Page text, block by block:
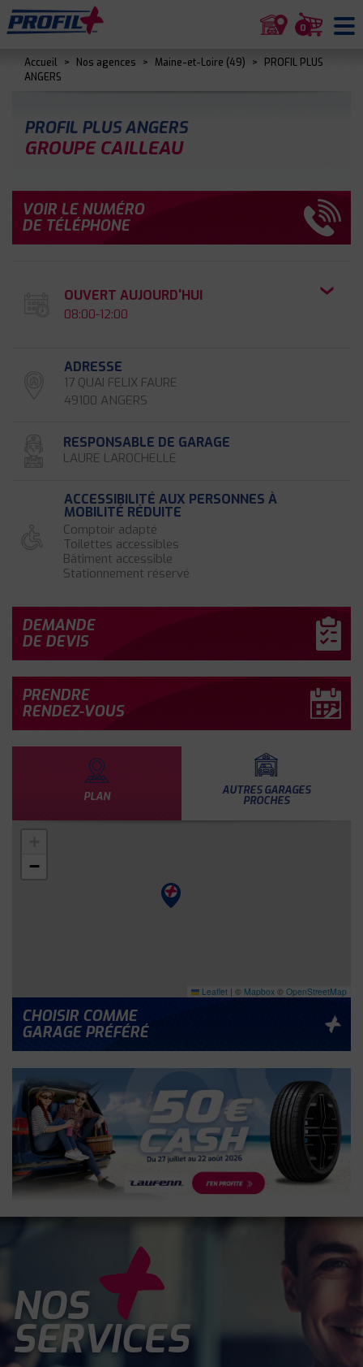
0
Accueil > Nos agences > Maine-et-Loire (49) >
PROFIL PLUS
ANGERS
PROFIL PLUS ANGERS
GROUPE CAILLEAU
VOIR LE NUMÉRO
DE TÉLÉPHONE
OUVERT AUJOURD'HUI
08:00-12:00
ADRESSE
17 QUAI FELIX FAURE
49100 ANGERS
RESPONSABLE DE GARAGE
LAURE LAROCHELLE
ACCESSIBILITÉ AUX PERSONNES À
MOBILITÉ RÉDUITE
Comptoir adapté
Toilettes accessibles
Bâtiment accessible
Stationnement réservé
PLAN AUTRES GARAGES
PROCHES
−
Leaflet | © Mapbox © OpenStreetMap
CHOISIR COMME
GARAGE PRÉFÉRÉ
DEMANDE
DE DEVIS
PRENDRE
RENDEZ-VOUS
NOS
SERVICES